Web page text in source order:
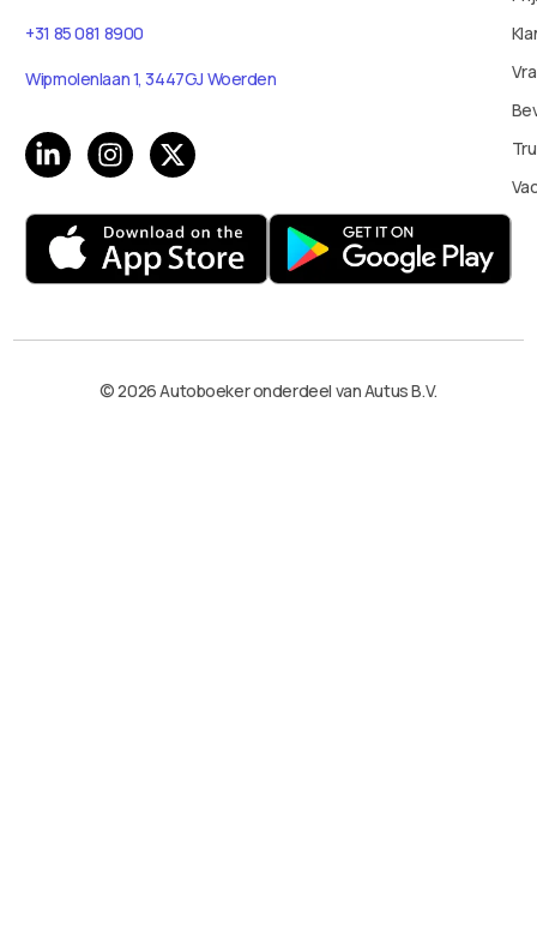
+31 85 081 8900
Wipmolenlaan 1, 3447GJ Woerden
© 2026 Autoboeker onderdeel van Autus B.V.